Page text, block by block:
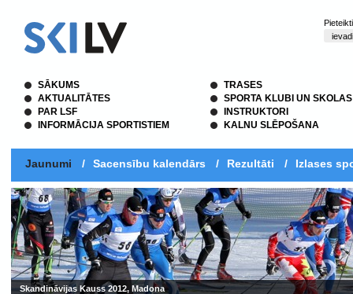
SĀKUMS
AKTUALITĀTES
PAR LSF
INFORMĀCIJA SPORTISTIEM
TRASES
SPORTA KLUBI UN SKOLAS
INSTRUKTORI
KALNU SLĒPOŠANA
Jaunumi / Sacensību kalendārs / Rezultāti / Izlases
Skandināvijas Kauss 2012, Madona